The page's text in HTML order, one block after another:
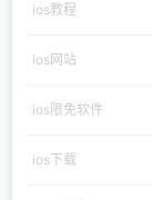
ios教程
ios网站
ios限免软件
ios下载